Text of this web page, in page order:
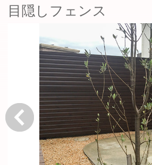
目隠しフェンス